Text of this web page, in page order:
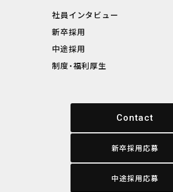
社員インタビュー
新卒採用
中途採用
制度・福利厚生
Contact
新卒採用応募
中途採用応募